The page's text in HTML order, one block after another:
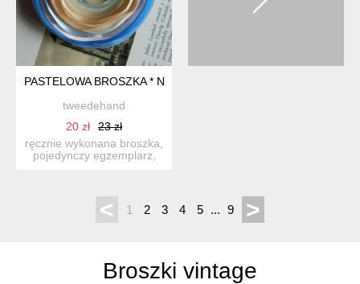
PASTELOWA BROSZKA * NOWA
tweedehand
20 zł
23 zł
ręcznie wykonana broszka,
pojedynczy egzemplarz,
< 1 2 3 4 5 ... 9 >
Broszki vintage